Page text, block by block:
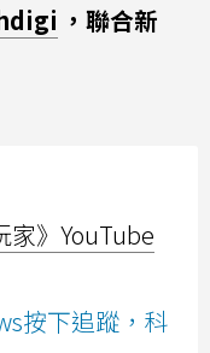
，聯合新
家》YouTube
按下追蹤，科